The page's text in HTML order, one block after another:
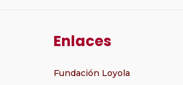
Enlaces
Fundación Loyola